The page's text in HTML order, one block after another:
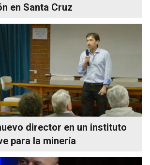
en Santa Cruz
director en un instituto
para la minería